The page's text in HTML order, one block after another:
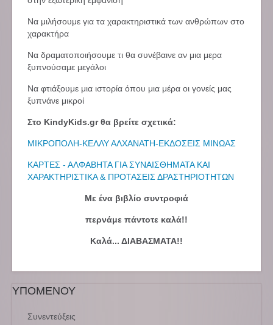
Να μιλήσουμε για τα χαρακτηριστικά των ανθρώπων στο
χαρακτήρα
Να δραματοποιήσουμε τι θα συνέβαινε αν μια μερα
ξυπνούσαμε μεγάλοι
Να φτιάξουμε μια ιστορία όπου μια μέρα οι γονείς μας
ξυπνάνε μικροί
Στο KindyKids.gr θα βρείτε σχετικά:
ΜΙΚΡΟΠΟΛΗ-ΚΕΛΛΥ ΑΛΧΑΝΑΤΗ-ΕΚΔΟΣΕΙΣ ΜΙΝΩΑΣ
ΚΑΡΤΕΣ - ΑΛΦΑΒΗΤΑ ΓΙΑ ΣΥΝΑΙΣΘΗΜΑΤΑ ΚΑΙ
ΧΑΡΑΚΤΗΡΙΣΤΙΚΑ & ΠΡΟΤΑΣΕΙΣ ΔΡΑΣΤΗΡΙΟΤΗΤΩΝ
Με ένα βιβλίο συντροφιά
περνάμε πάντοτε καλά!!
Καλά... ΔΙΑΒΑΣΜΑΤΑ!!
ΥΠΟΜΕΝΟΥ
Συνεντεύξεις